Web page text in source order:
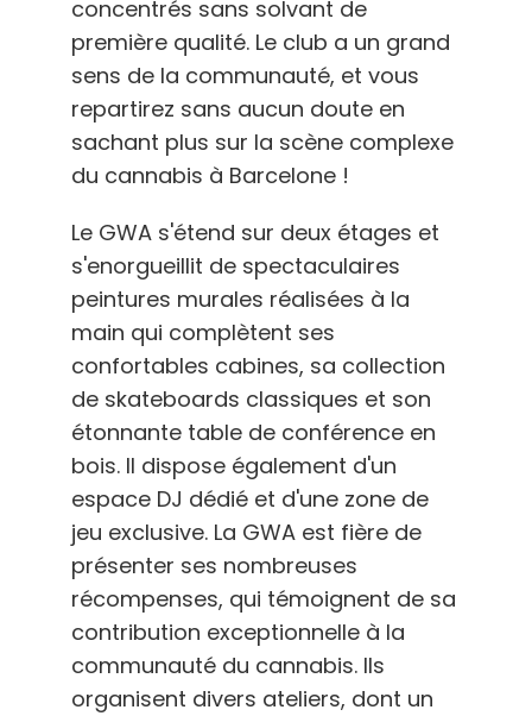
concentrés sans solvant de
première qualité. Le club a un grand
sens de la communauté, et vous
repartirez sans aucun doute en
sachant plus sur la scène complexe
du cannabis à Barcelone !
Le GWA s'étend sur deux étages et
s'enorgueillit de spectaculaires
peintures murales réalisées à la
main qui complètent ses
confortables cabines, sa collection
de skateboards classiques et son
étonnante table de conférence en
bois. Il dispose également d'un
espace DJ dédié et d'une zone de
jeu exclusive. La GWA est fière de
présenter ses nombreuses
récompenses, qui témoignent de sa
contribution exceptionnelle à la
communauté du cannabis. Ils
organisent divers ateliers, dont un